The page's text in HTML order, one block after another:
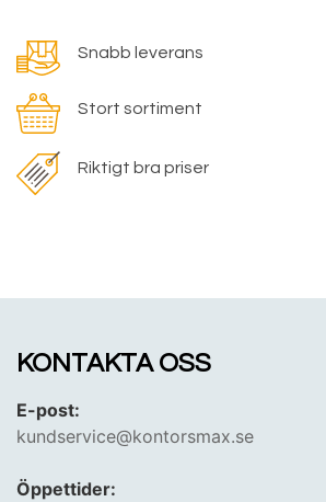
Snabb leverans
Stort sortiment
Riktigt bra priser
KONTAKTA OSS
E-post:
kundservice@kontorsmax.se
Öppettider: